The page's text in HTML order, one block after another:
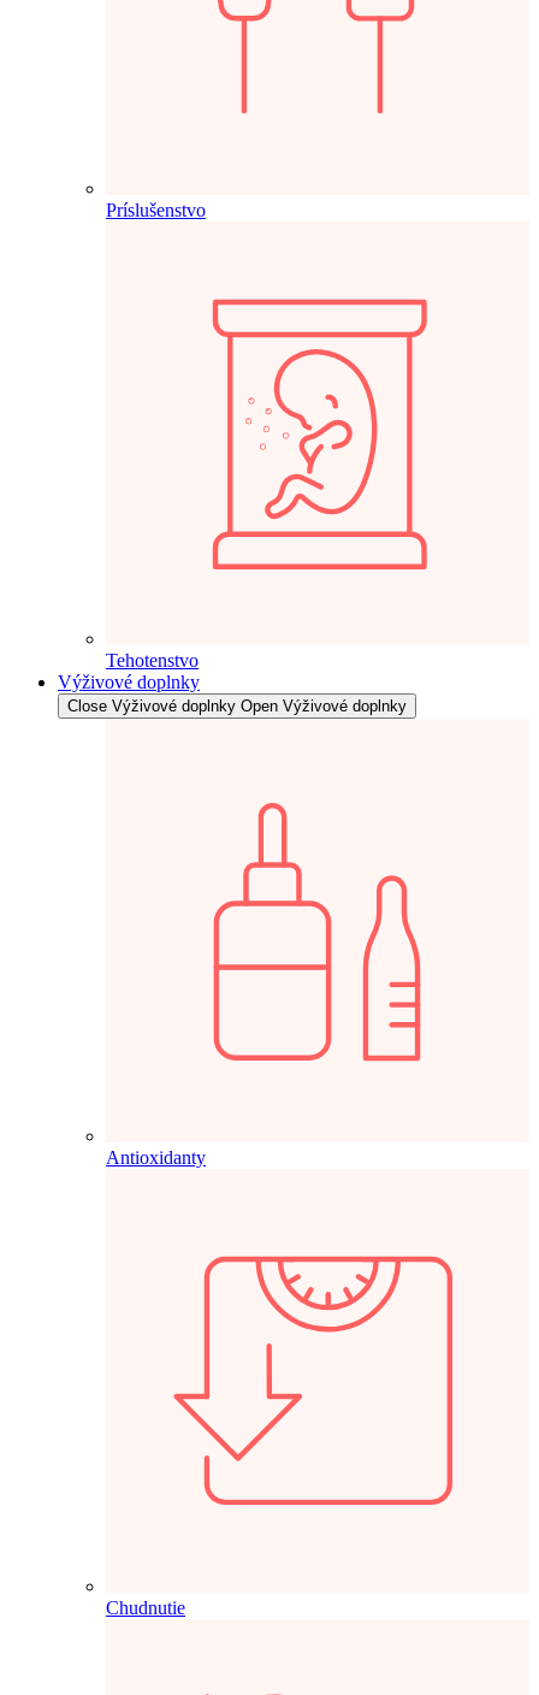
Príslušenstvo
Tehotenstvo
Výživové doplnky
Close Výživové doplnky Open Výživové doplnky
Antioxidanty
Chudnutie